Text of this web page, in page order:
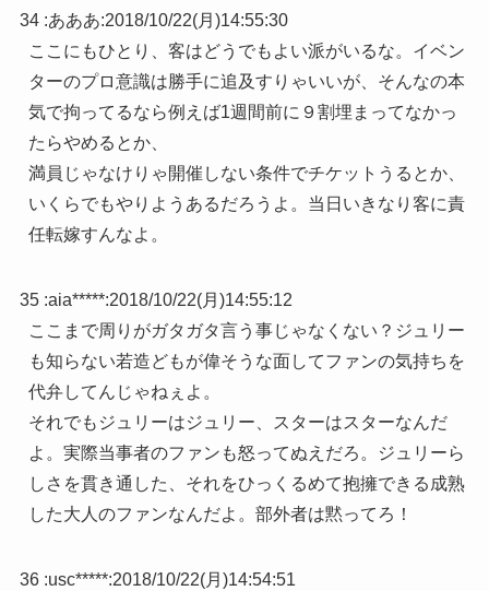
34 :あああ:2018/10/22(月)14:55:30
ここにもひとり、客はどうでもよい派がいるな。イベン
ターのプロ意識は勝手に追及すりゃいいが、そんなの本
気で拘ってるなら例えば1週間前に９割埋まってなかっ
たらやめるとか、
満員じゃなけりゃ開催しない条件でチケットうるとか、
いくらでもやりようあるだろうよ。当日いきなり客に責
任転嫁すんなよ。
35 :aia*****:2018/10/22(月)14:55:12
ここまで周りがガタガタ言う事じゃなくない？ジュリー
も知らない若造どもが偉そうな面してファンの気持ちを
代弁してんじゃねぇよ。
それでもジュリーはジュリー、スターはスターなんだ
よ。実際当事者のファンも怒ってぬえだろ。ジュリーら
しさを貫き通した、それをひっくるめて抱擁できる成熟
した大人のファンなんだよ。部外者は黙ってろ！
36 :usc*****:2018/10/22(月)14:54:51